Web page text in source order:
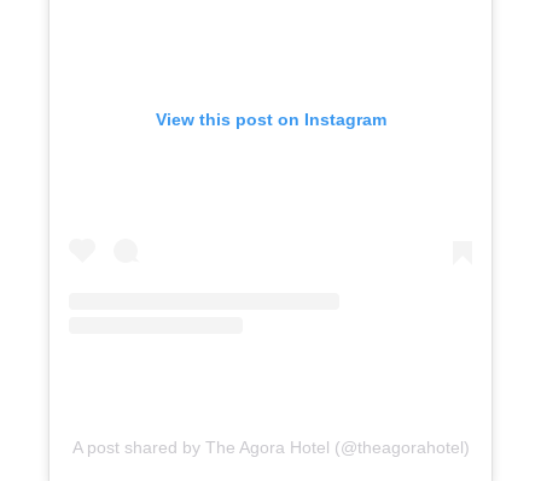
View this post on Instagram
A post shared by The Agora Hotel (@theagorahotel)